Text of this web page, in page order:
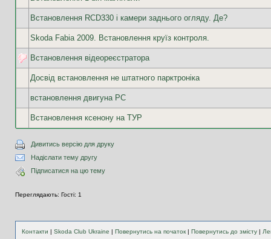
Встановлення RCD330 і камери заднього огляду. Де?
Skoda Fabia 2009. Встановлення круїз контроля.
Встановлення відеореєстратора
Досвід встановлення не штатного парктроніка
встановлення двигуна РС
Встановлення ксенону на ТУР
Дивитись версію для друку
Надіслати тему другу
Підписатися на цю тему
Переглядають: Гості: 1
Контакти | Skoda Club Ukraine | Повернутись на початок| Повернутись до змісту|